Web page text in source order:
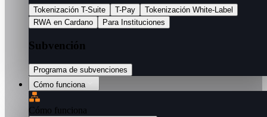
Tokenización T-Suite T-Pay
Tokenización White-Label
RWA en Cardano
Para Instituciones
Subvención
Programa de subvenciones
Cómo funciona
Cómo funciona